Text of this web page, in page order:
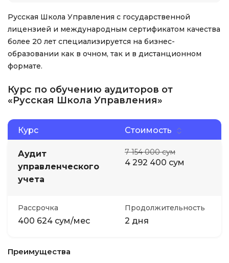
Русская Школа Управления с государственной
лицензией и международным сертификатом качества
более 20 лет специализируется на бизнес-
образовании как в очном, так и в дистанционном
формате.
Курс по обучению аудиторов от
«Русская Школа Управления»
Курс Стоимость
Аудит
управленческого
учета
7 154 000 сум
4 292 400 сум
Рассрочка
400 624 сум/мес
Продолжительность
2 дня
Преимущества